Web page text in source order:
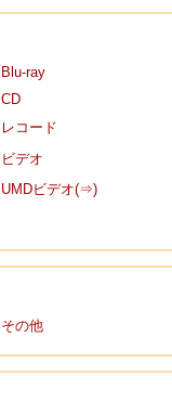
Blu-ray
CD
レコード
ビデオ
UMDビデオ(⇒)
その他